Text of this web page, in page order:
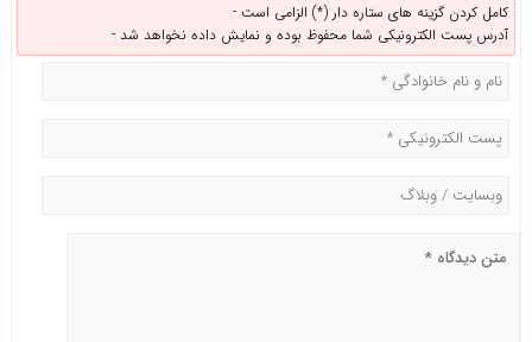
کامل کردن گزینه های ستاره دار (*) الزامی است -
آدرس پست الکترونیکی شما محفوظ بوده و نمایش داده نخواهد شد -